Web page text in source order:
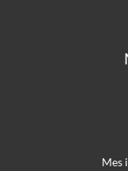
Mes